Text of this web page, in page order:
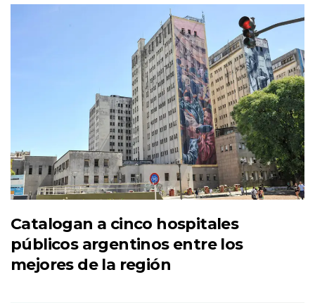
Catalogan a cinco hospitales
públicos argentinos entre los
mejores de la región